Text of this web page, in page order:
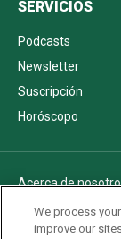
SERVICIOS
Podcasts
Newsletter
Suscripción
Horóscopo
Acerca de
Politica de
Pautas Editoriales
We process
improve our